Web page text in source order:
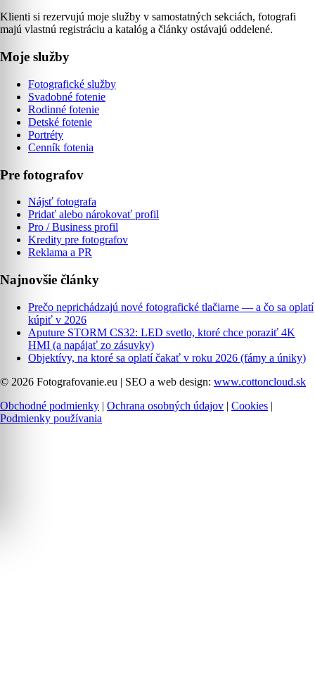
Klienti si rezervujú moje služby v samostatných sekciách, fotografi
majú vlastnú registráciu a katalóg a články ostávajú oddelené.
Moje služby
Fotografické služby
Svadobné fotenie
Rodinné fotenie
Detské fotenie
Portréty
Cenník fotenia
Pre fotografov
Nájsť fotografa
Pridať alebo nárokovať profil
Pro / Business profil
Kredity pre fotografov
Reklama a PR
Najnovšie články
Prečo neprichádzajú nové fotografické tlačiarne — a čo sa oplatí
kúpiť v 2026
Aputure STORM CS32: LED svetlo, ktoré chce poraziť 4K
HMI (a napájať zo zásuvky)
Objektívy, na ktoré sa oplatí čakať v roku 2026 (fámy a úniky)
© 2026 Fotografovanie.eu | SEO a web design: www.cottoncloud.sk
Obchodné podmienky | Ochrana osobných údajov | Cookies |
Podmienky používania